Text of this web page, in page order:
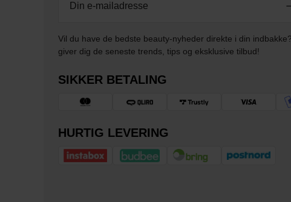
Vil du have de bedste beauty-nyheder direkte i din
giver dig de seneste trends, tips og eksklusive tilbud!
SIKKER BETALING
HURTIG LEVERING